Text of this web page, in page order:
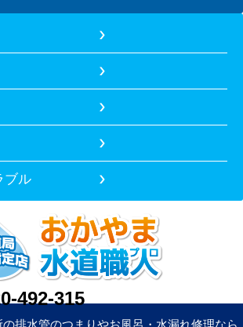
ブル
492-315
排水管のつまりやお風呂・水漏れ修理なら